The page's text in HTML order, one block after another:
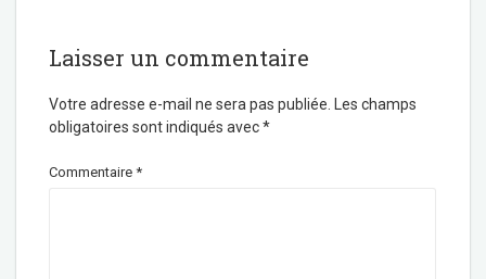
Laisser un commentaire
Votre adresse e-mail ne sera pas publiée. Les champs
obligatoires sont indiqués avec*
Commentaire *